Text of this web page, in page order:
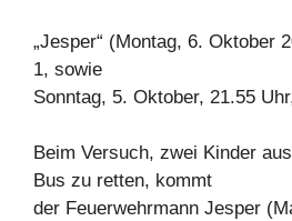
„Jesper“ (Montag, 6. Oktober
1, sowie
Sonntag, 5. Oktober, 21.55
Beim Versuch, zwei Kinder
Bus zu retten, kommt
der Feuerwehrmann Jesper